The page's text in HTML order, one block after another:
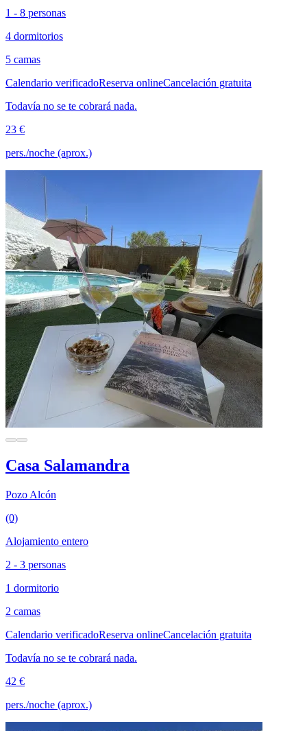
1 - 8 personas
4 dormitorios
5 camas
Calendario verificadoReserva onlineCancelación gratuita
Todavía no se te cobrará nada.
23 €
pers./noche (aprox.)
Casa Salamandra
Pozo Alcón
(0)
Alojamiento entero
2 - 3 personas
1 dormitorio
2 camas
Calendario verificadoReserva onlineCancelación gratuita
Todavía no se te cobrará nada.
42 €
pers./noche (aprox.)